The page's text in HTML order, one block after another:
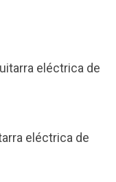
eléctrica de